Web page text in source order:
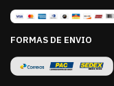
FORMAS DE ENVIO